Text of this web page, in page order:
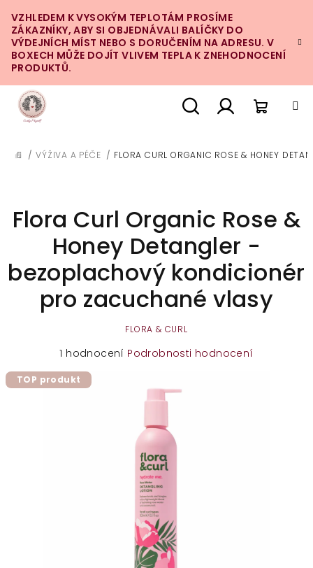
na
obsah
VZHLEDEM K VYSOKÝM TEPLOTÁM PROSÍME
ZÁKAZNÍKY, ABY SI OBJEDNÁVALI BALÍČKY DO
VÝDEJNÍCH MÍST NEBO S DORUČENÍM NA ADRESU. V
BOXECH MŮŽE DOJÍT VLIVEM TEPLA K ZNEHODNOCENÍ
PRODUKTŮ.
DOMŮ
/ VÝŽIVA A PÉČE / FLORA CURL ORGANIC ROSE & HONEY
Flora Curl Organic Rose &
Honey Detangler -
bezoplachový kondicionér
pro zacuchané vlasy
FLORA & CURL
Průměrné
produktu
1 hodnocení Podrobnosti hodnocení
TOP produkt